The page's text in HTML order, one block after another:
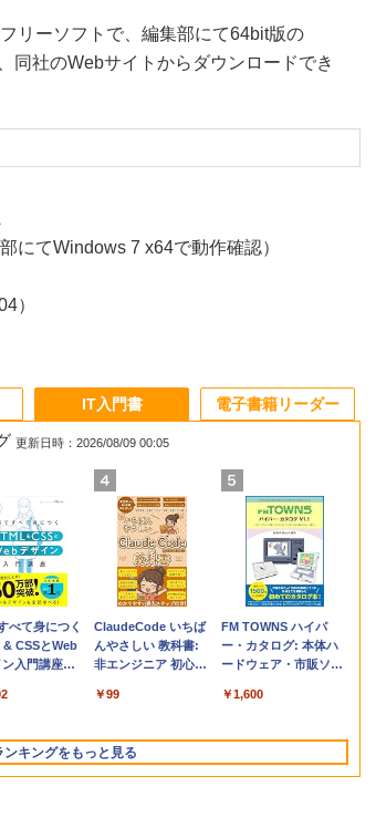
リーソフトで、編集部にて64bit版の
同社のWebサイトからダウンロードでき
にてWindows 7 x64で動作確認）
）
Air M5チ
13インチノ
Intelligence、
ィスプレ
ユニファイ
リ、512GB
【Amazon.co.jp限
定】 HP ノートパソ
コン 15-fd 15.6イン
512GB SSD インテ
￥129,800
FMV ノートパソコン
WE1-K3 (MS 365
Personal/Copilotキー
型/Core i5/16GB/SSD
FMVWK3E15W_AZ
￥139,880
Office
& Business
新 永続版)|オ
、
Robloxギフトカード
- 2,000 Robux 【限
定バーチャルアイテ
インゲームコード】
ラインコード版
￥3,200
Windows版 |
Minecraft (マインクラ
フト): Java & Bedrock
ード版
￥3,600
IT入門書
更新日時：2026/08/09 00:05
べて身につく
& CSSとWeb
入門講座
ClaudeCode いちば
んやさしい 教科書:
非エンジニア 初心者
マニュアル AI副業に
もKindle出版にも！
非エンジニアのため
のAIコーディング入
￥99
FM TOWNS ハイパ
ー・カタログ: 本体ハ
ードウェア・市販ソフ
トリストと最新エミュ
￥1,600
キングをもっと見る
電子書籍リーダー